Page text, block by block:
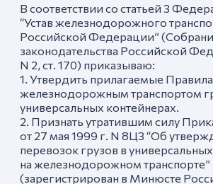
В соответствии со статьей 3
“Устав железнодорожного
Российской Федерации”
законодательства Российской
N 2, ст. 170) приказываю:
1. Утвердить прилагаемые
железнодорожным транспортом
универсальных контейнерах.
2. Признать утратившим силу
от 27 мая 1999 г. N 8ЦЗ “Об
перевозок грузов в
на железнодорожном транспорте”
(зарегистрирован в Минюсте